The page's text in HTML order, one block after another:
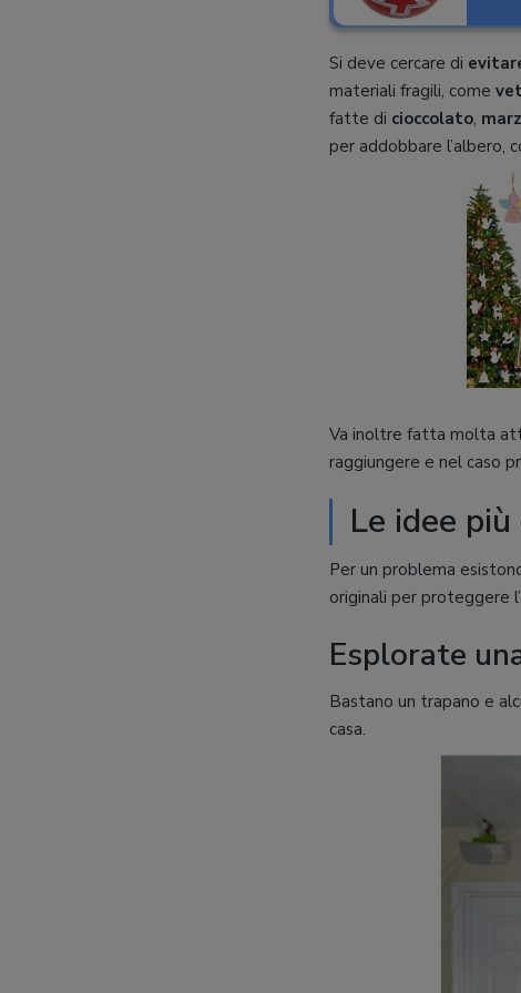
Si deve cercare di
materiali fragili, come
fatte di cioccolato,
per addobbare l’albero,
Va inoltre fatta molta
raggiungere e nel caso
Le idee
Per un problema
originali per proteggere
Esplorate
Bastano un trapano e
casa.